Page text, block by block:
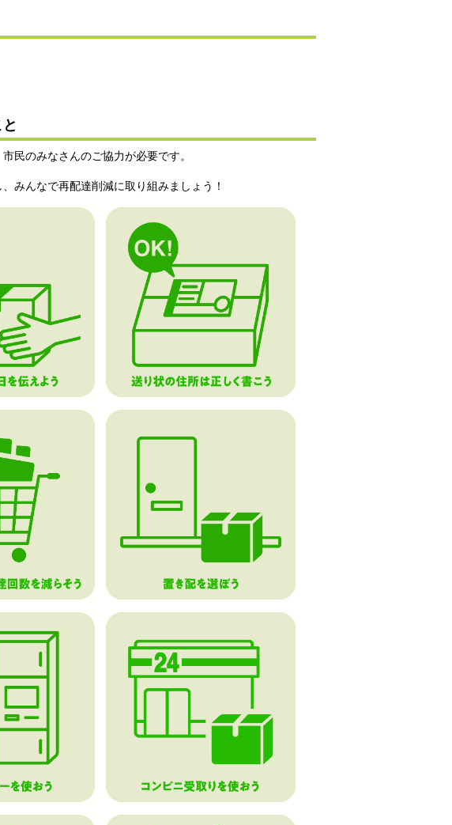
のみなさんのご協力が必要です。
んなで再配達削減に取り組みましょう！